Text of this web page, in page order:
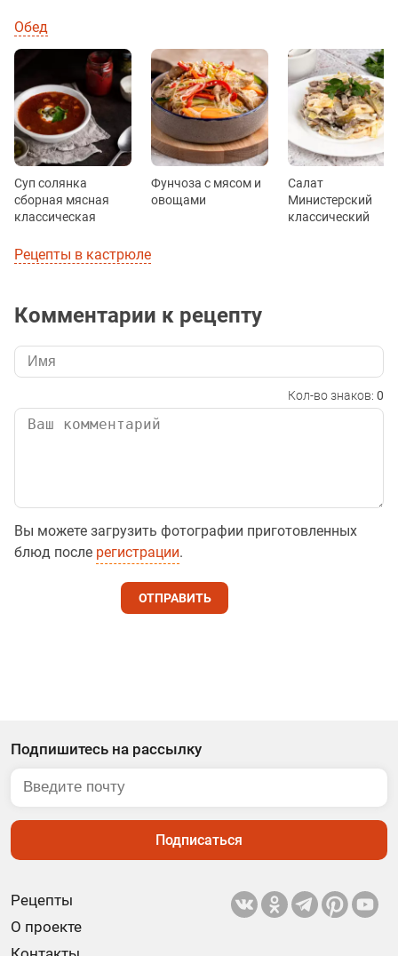
Обед
Суп солянка
сборная мясная
классическая
Фунчоза с мясом и
овощами
Салат
Министерский
классический
Рецепты в кастрюле
Комментарии к рецепту
Кол-во знаков: 0
Вы можете загрузить фотографии приготовленных
блюд после регистрации.
ОТПРАВИТЬ
Рецепты
О проекте
Подпишитесь на рассылку
Подписаться